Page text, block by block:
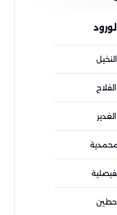
النخيل
الفلاح
الغدير
حطين